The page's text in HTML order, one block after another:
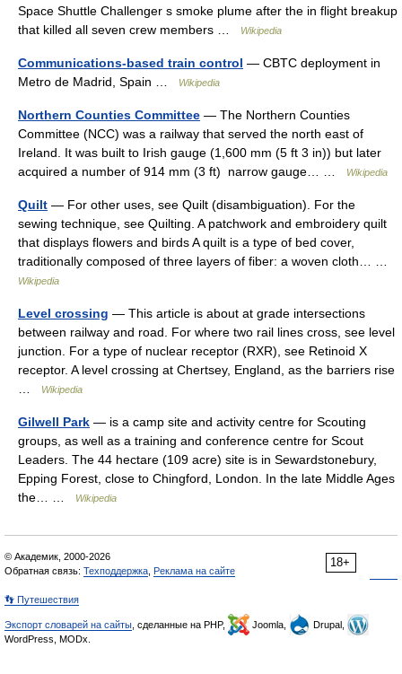
Space Shuttle Challenger s smoke plume after the in flight breakup
that killed all seven crew members …
Wikipedia
Communications-based train control — CBTC deployment in
Metro de Madrid, Spain …
Wikipedia
Northern Counties Committee — The Northern Counties
Committee (NCC) was a railway that served the north east of
Ireland. It was built to Irish gauge (1,600 mm (5 ft 3 in)) but later
acquired a number of 914 mm (3 ft) narrow gauge… …
Wikipedia
Quilt — For other uses, see Quilt (disambiguation). For the
sewing technique, see Quilting. A patchwork and embroidery quilt
that displays flowers and birds A quilt is a type of bed cover,
traditionally composed of three layers of fiber: a woven cloth… …
Wikipedia
Level crossing — This article is about at grade intersections
between railway and road. For where two rail lines cross, see level
junction. For a type of nuclear receptor (RXR), see Retinoid X
receptor. A level crossing at Chertsey, England, as the barriers rise
Wikipedia
Gilwell Park — is a camp site and activity centre for Scouting
groups, as well as a training and conference centre for Scout
Leaders. The 44 hectare (109 acre) site is in Sewardstonebury,
Epping Forest, close to Chingford, London. In the late Middle Ages
the… …
Wikipedia
18+
© Академик, 2000-2026
Обратная связь: Техподдержка Реклама на сайте
👣 Путешествия
Экспорт словарей на сайты , сделанные на PHP, Joomla,
Drupal,
WordPress, MODx.